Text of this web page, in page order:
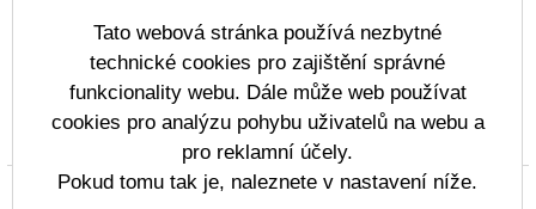
Prohlášení o přístupnosti Mapa webu
Copyright © 2022 - 2023 ZŠ Komenského Děčín &
Tato webová stránka používá nezbytné
technické cookies pro zajištění správné
funkcionality webu. Dále může web používat
cookies pro analýzu pohybu uživatelů na webu a
pro reklamní účely.
Pokud tomu tak je, naleznete v nastavení níže.